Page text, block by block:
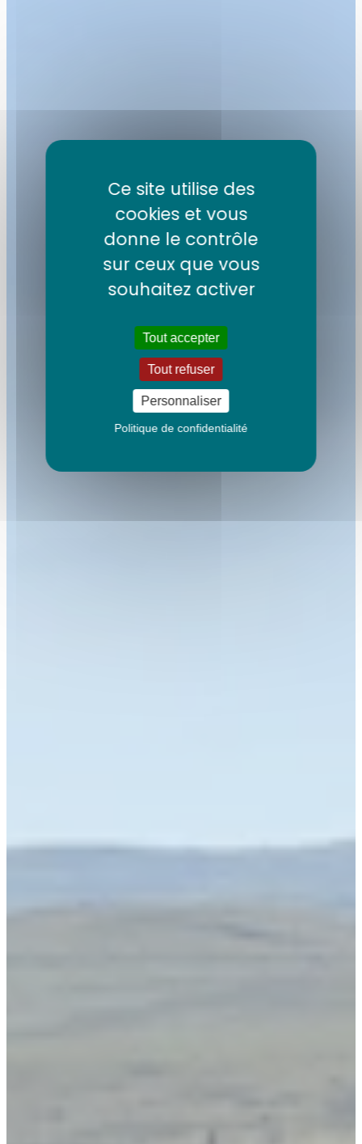
Chemin de
Compostelle en
douceur
Ce site utilise des
cookies et vous
donne le contrôle
sur ceux que vous
souhaitez activer
Tout accepter
Tout refuser
Personnaliser
Politique de confidentialité